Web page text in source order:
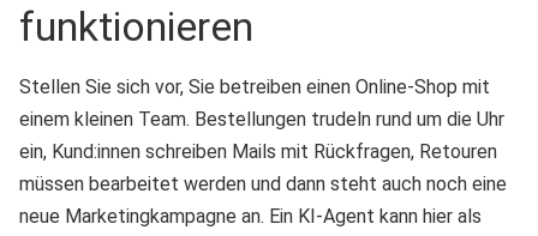
funktionieren
Stellen Sie sich vor, Sie betreiben einen Online-Shop mit
einem kleinen Team. Bestellungen trudeln rund um die Uhr
ein, Kund:innen schreiben Mails mit Rückfragen, Retouren
müssen bearbeitet werden und dann steht auch noch eine
neue Marketingkampagne an. Ein KI-Agent kann hier als